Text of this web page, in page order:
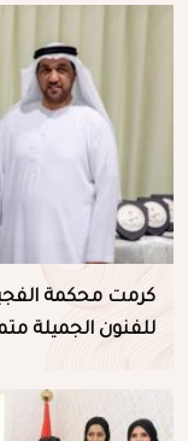
كرمت محكمة الفجيرة
للفنون الجميلة
الإستراتيجيين
المبارك 3 أبريل 2023